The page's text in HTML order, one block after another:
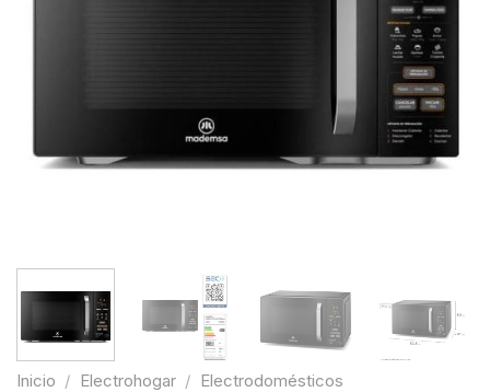
Inicio / Electrohogar / Electrodomésticos